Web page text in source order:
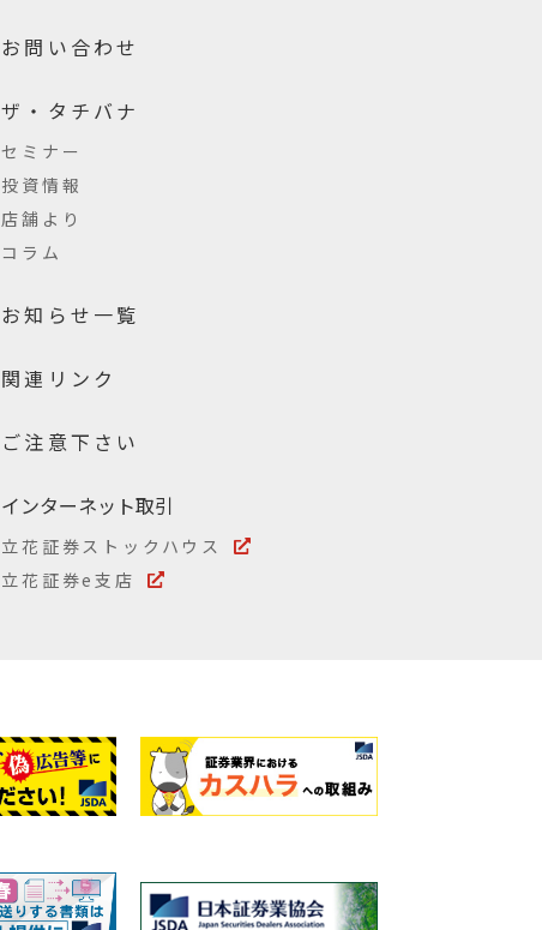
お問い合わせ
ザ・タチバナ
セミナー
投資情報
店舗より
コラム
お知らせ一覧
関連リンク
ご注意下さい
インターネット取引
立花証券ストックハウス
立花証券e支店